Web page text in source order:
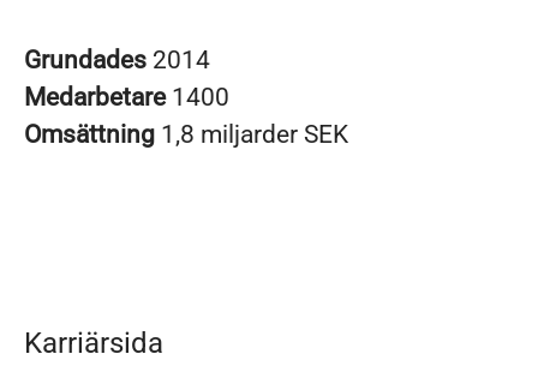
Grundades 2014
Medarbetare 1400
Omsättning 1,8 miljarder SEK
Karriärsida